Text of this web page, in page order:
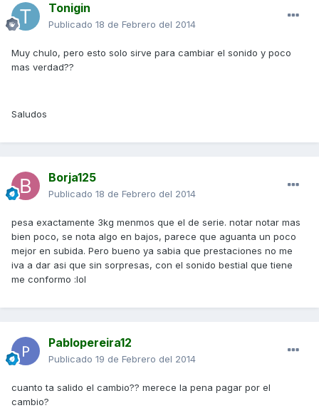
Tonigin
Publicado 18 de Febrero del 2014
Muy chulo, pero esto solo sirve para cambiar el sonido y poco
mas verdad??
Saludos
Borja125
Publicado 18 de Febrero del 2014
pesa exactamente 3kg menmos que el de serie. notar notar mas
bien poco, se nota algo en bajos, parece que aguanta un poco
mejor en subida. Pero bueno ya sabia que prestaciones no me
iva a dar asi que sin sorpresas, con el sonido bestial que tiene
me conformo :lol
Pablopereira12
Publicado 19 de Febrero del 2014
cuanto ta salido el cambio?? merece la pena pagar por el
cambio?